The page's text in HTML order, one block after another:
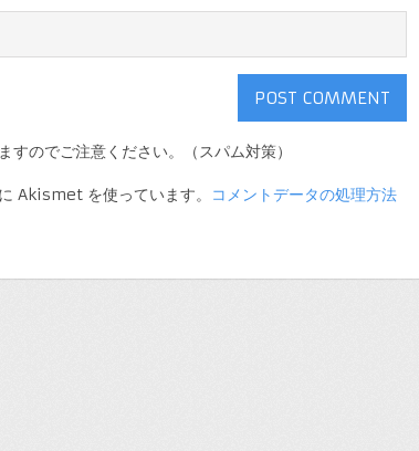
すのでご注意ください。（スパム対策）
Akismet を使っています。
コメントデータの処理方法